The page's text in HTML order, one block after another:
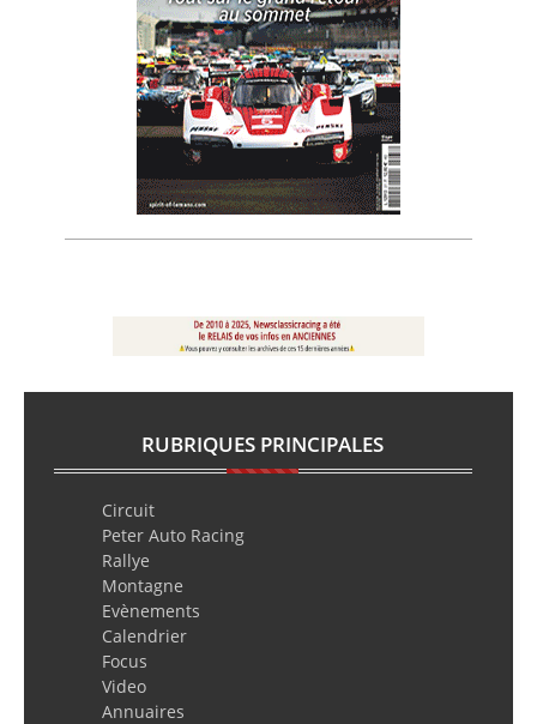
RUBRIQUES PRINCIPALES
Circuit
Peter Auto Racing
Rallye
Montagne
Evènements
Calendrier
Focus
Video
Annuaires